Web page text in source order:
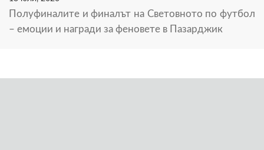
Полуфиналите и финалът на Световното по футбол
– емоции и награди за феновете в Пазарджик